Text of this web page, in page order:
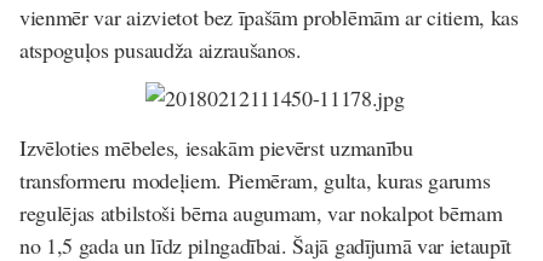
vienmēr var aizvietot bez īpašām problēmām ar citiem, kas
atspoguļos pusaudža aizraušanos.
Izvēloties mēbeles, iesakām pievērst uzmanību
transformeru modeļiem. Piemēram, gulta, kuras garums
regulējas atbilstoši bērna augumam, var nokalpot bērnam
no 1,5 gada un līdz pilngadībai. Šajā gadījumā var ietaupīt